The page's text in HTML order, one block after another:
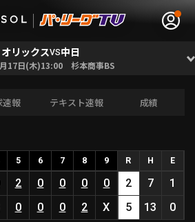
オリックスVS中日
17日(木)13:00 杉本商事BS
速報 テキスト速報 成績
5 6 7 8 9 R H E
2 0 0 0 0 2 7
1
0 0 0 2 X 5 13 0